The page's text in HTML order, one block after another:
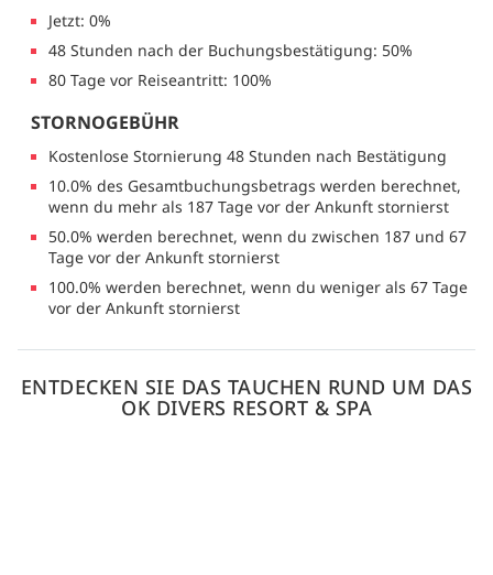
Jetzt: 0%
48 Stunden nach der Buchungsbestätigung: 50%
80 Tage vor Reiseantritt: 100%
STORNOGEBÜHR
Kostenlose Stornierung 48 Stunden nach Bestätigung
10.0% des Gesamtbuchungsbetrags werden berechnet,
wenn du mehr als 187 Tage vor der Ankunft stornierst
50.0% werden berechnet, wenn du zwischen 187 und 67
Tage vor der Ankunft stornierst
100.0% werden berechnet, wenn du weniger als 67 Tage
vor der Ankunft stornierst
ENTDECKEN SIE DAS TAUCHEN RUND UM DAS
OK DIVERS RESORT & SPA